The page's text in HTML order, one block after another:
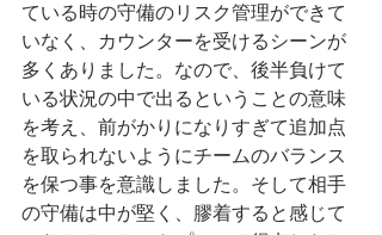
ている時の守備のリスク管理ができて
いなく、カウンターを受けるシーンが
多くありました。なので、後半負けて
いる状況の中で出るということの意味
を考え、前がかりになりすぎて追加点
を取られないようにチームのバランス
を保つ事を意識しました。そして相手
の守備は中が堅く、膠着すると感じて